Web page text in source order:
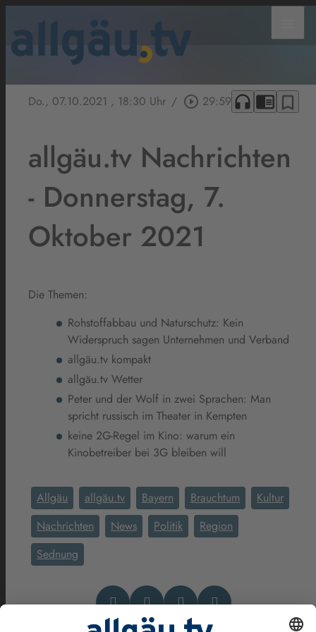
Do., 07.10.2021 , 18:30 Uhr / play_circle_outline 29:59 headphones chrome_reader_mode bookmark_border
allgäu.tv Nachrichten
- Donnerstag, 7.
Oktober 2021
Die Themen:
Rohstoffabbau und Naturschutz: Kein
Widerspruch sagen Unternehmen und Verband
allgäu.tv kompakt
allgäu.tv Wetter
Peter und der Wolf in zwei Sprachen: Man
spricht russisch im Theater in Kempten
keine 2G-Regel im Kino: warum ein
Kinobetreiber bei 3G bleiben will
Allgäu allgäu.tv Bayern Brauchtum
Kultur
Nachrichten
News Politik
Region
Sednung